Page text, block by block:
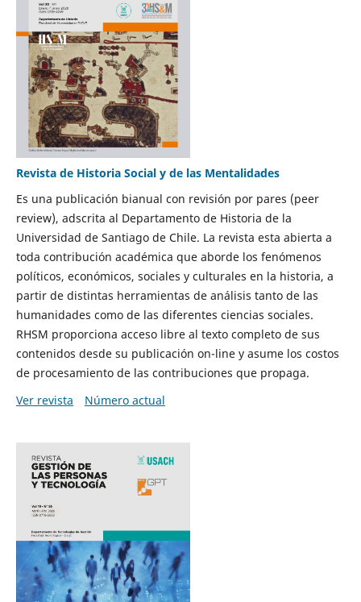
Revista de Historia Social y de las Mentalidades
Es una publicación bianual con revisión por pares (peer
review), adscrita al Departamento de Historia de la
Universidad de Santiago de Chile. La revista esta abierta a
toda contribución académica que aborde los fenómenos
políticos, económicos, sociales y culturales en la historia, a
partir de distintas herramientas de análisis tanto de las
humanidades como de las diferentes ciencias sociales.
RHSM proporciona acceso libre al texto completo de sus
contenidos desde su publicación on-line y asume los costos
de procesamiento de las contribuciones que propaga.
Ver revista
Número actual